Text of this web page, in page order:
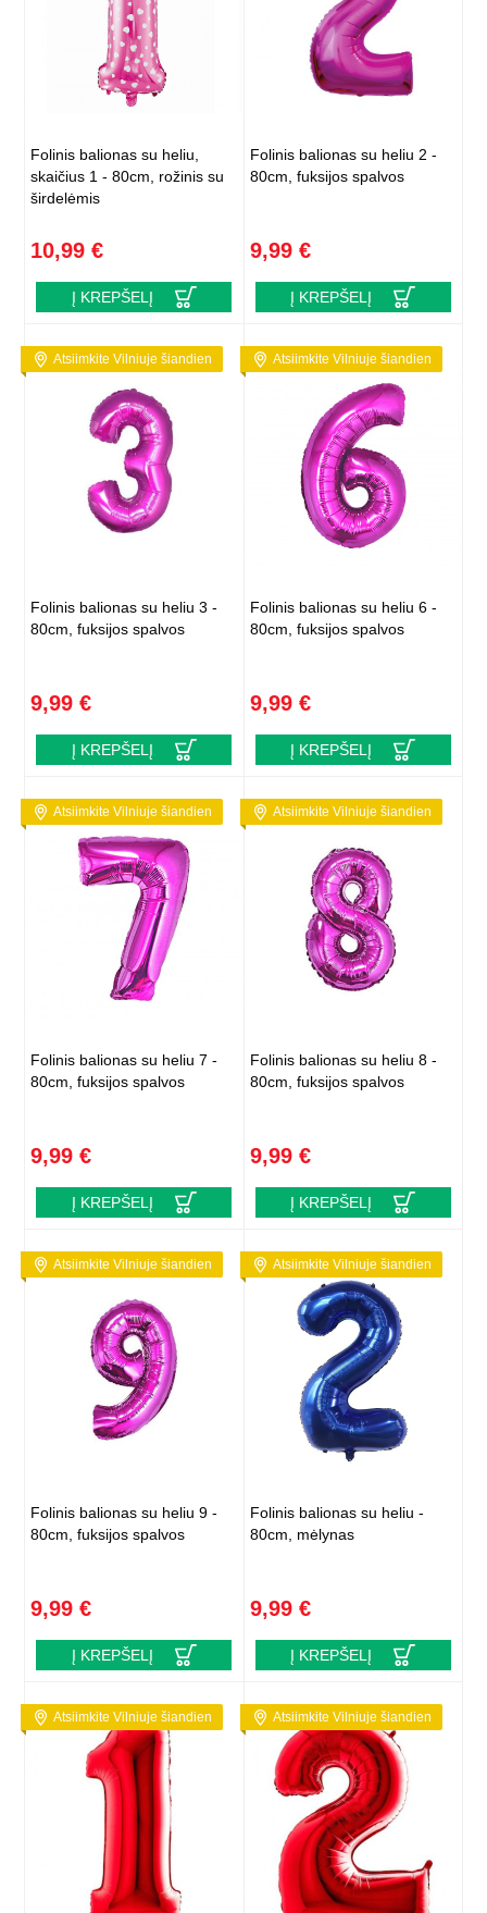
Folinis balionas su heliu,
skaičius 1 - 80cm, rožinis su
širdelėmis
10,99 €
Į KREPŠELĮ
Folinis balionas su heliu 2 -
80cm, fuksijos spalvos
9,99 €
Į KREPŠELĮ
Atsiimkite Vilniuje šiandien
Folinis balionas su heliu 3 -
80cm, fuksijos spalvos
9,99 €
Į KREPŠELĮ
Atsiimkite Vilniuje šiandien
Folinis balionas su heliu 6 -
80cm, fuksijos spalvos
9,99 €
Į KREPŠELĮ
Atsiimkite Vilniuje šiandien
Folinis balionas su heliu 7 -
80cm, fuksijos spalvos
9,99 €
Į KREPŠELĮ
Atsiimkite Vilniuje šiandien
Folinis balionas su heliu 8 -
80cm, fuksijos spalvos
9,99 €
Į KREPŠELĮ
Atsiimkite Vilniuje šiandien
Folinis balionas su heliu 9 -
80cm, fuksijos spalvos
9,99 €
Į KREPŠELĮ
Atsiimkite Vilniuje šiandien
Folinis balionas su heliu -
80cm, mėlynas
9,99 €
Į KREPŠELĮ
Atsiimkite Vilniuje šiandien Atsiimkite Vilniuje šiandien